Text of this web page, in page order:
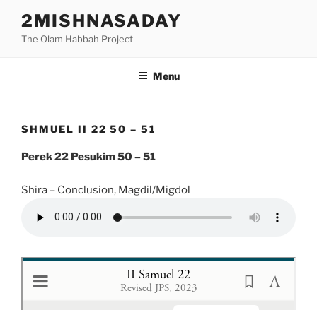
content
2MISHNASADAY
The Olam Habbah Project
Menu
SHMUEL II 22 50 – 51
Perek 22 Pesukim 50 – 51
Shira – Conclusion, Magdil/Migdol